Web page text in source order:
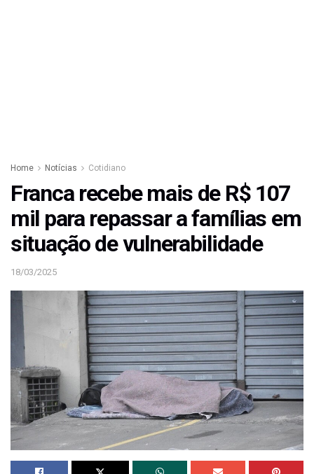
Home Notícias Cotidiano
Franca recebe mais de R$ 107
mil para repassar a famílias em
situação de vulnerabilidade
18/03/2025